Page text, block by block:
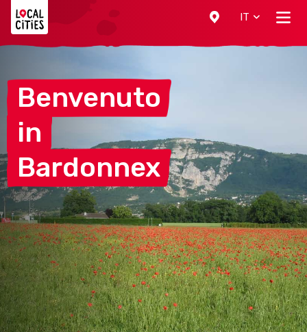
IT
Benvenuto
in
Bardonnex